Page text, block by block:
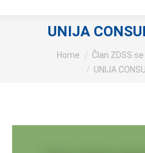
UNIJA
You are here:Home
Član ZDSS
UNIJA